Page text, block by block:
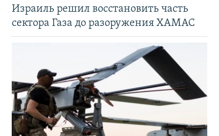
Израиль решил восстановить часть
сектора Газа до разоружения ХАМАС